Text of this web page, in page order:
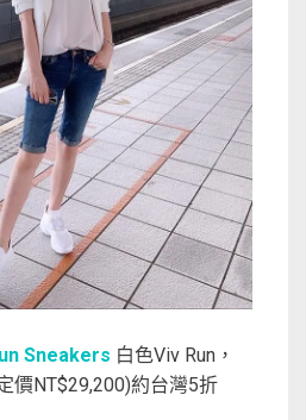
Sneakers 白色Viv Run，
價NT$29,200)約台灣5折